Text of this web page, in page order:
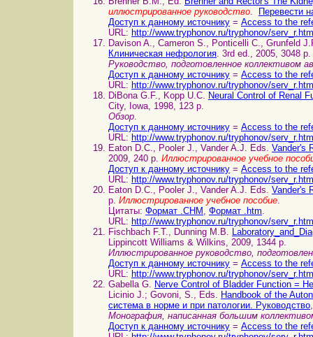
иллюстрированное руководство.
Перевести
Доступ к данному источнику = Access to the
URL: http://www.tryphonov.ru/tryphonov/
Davison A., Cameron S., Ponticelli C., Grunfeld
Клиническая нефрология. 3rd ed., 2005, 3048 p.
Руководство, подготовленное коллективом
Доступ к данному источнику = Access to the
URL: http://www.tryphonov.ru/tryphonov/
DiBona G.F., Kopp U.C. Neural Control of Renal
City, Iowa, 1998, 123 p.
Обзор.
Доступ к данному источнику = Access to the
URL: http://www.tryphonov.ru/tryphonov/
Eaton D.C., Pooler J., Vander A.J. Eds. Vander's
2009, 240 p. Иллюстрированное учебное
Доступ к данному источнику = Access to the
URL: http://www.tryphonov.ru/tryphonov/
Eaton D.C., Pooler J., Vander A.J. Eds. Vander's
p. Иллюстрированное учебное пособие.
Цитаты: Формат .CHM , Формат .htm.
URL: http://www.tryphonov.ru/tryphonov/
Fischbach F.T., Dunning M.B.
Lippincott Williams & Wilkins, 2009, 1344 p.
Иллюстрированное руководство,
Доступ к данному источнику = Access to the
URL: http://www.tryphonov.ru/tryphonov/
Gabella G. Nerve Control of Bladder Function =
Licinio J.; Govoni, S., Eds. Handbook of the
система в норме и при патологии. Руководство
Монография, написанная большим
Доступ к данному источнику = Access to the